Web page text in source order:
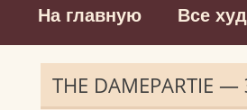
На главную Все
THE DAMEPARTIE